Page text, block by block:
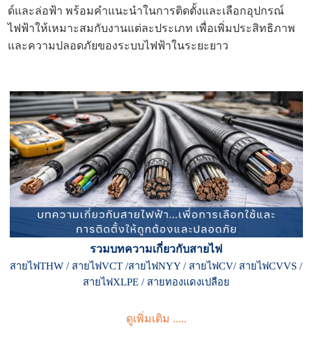
ด์และล่อฟ้า พร้อมคำแนะนำในการติดตั้งและเลือกอุปกรณ์
ไฟฟ้าให้เหมาะสมกับงานแต่ละประเภท เพื่อเพิ่มประสิทธิภาพ
และความปลอดภัยของระบบไฟฟ้าในระยะยาว
รวมบทความเกี่ยวกับสายไฟ
สายไฟTHW / สายไฟVCT /สายไฟNYY / สายไฟCV/ สายไฟCVVS /
สายไฟXLPE / สายทองแดงเปลือย
ดูเพิ่มเติม .....